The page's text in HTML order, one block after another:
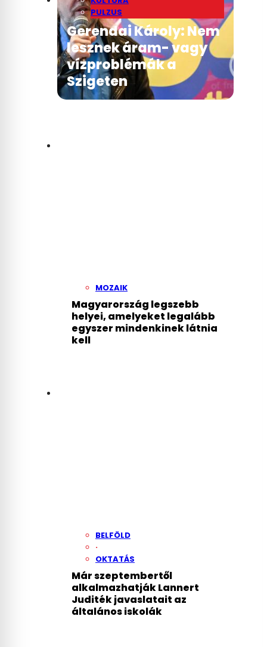
PULZUS
Gerendai Károly: Nem
lesznek áram- vagy
vízproblémák a
Szigeten
MOZAIK
Magyarország legszebb
helyei, amelyeket legalább
egyszer mindenkinek látnia
kell
BELFÖLD
·
OKTATÁS
Már szeptembertől
alkalmazhatják Lannert
Juditék javaslatait az
általános iskolák